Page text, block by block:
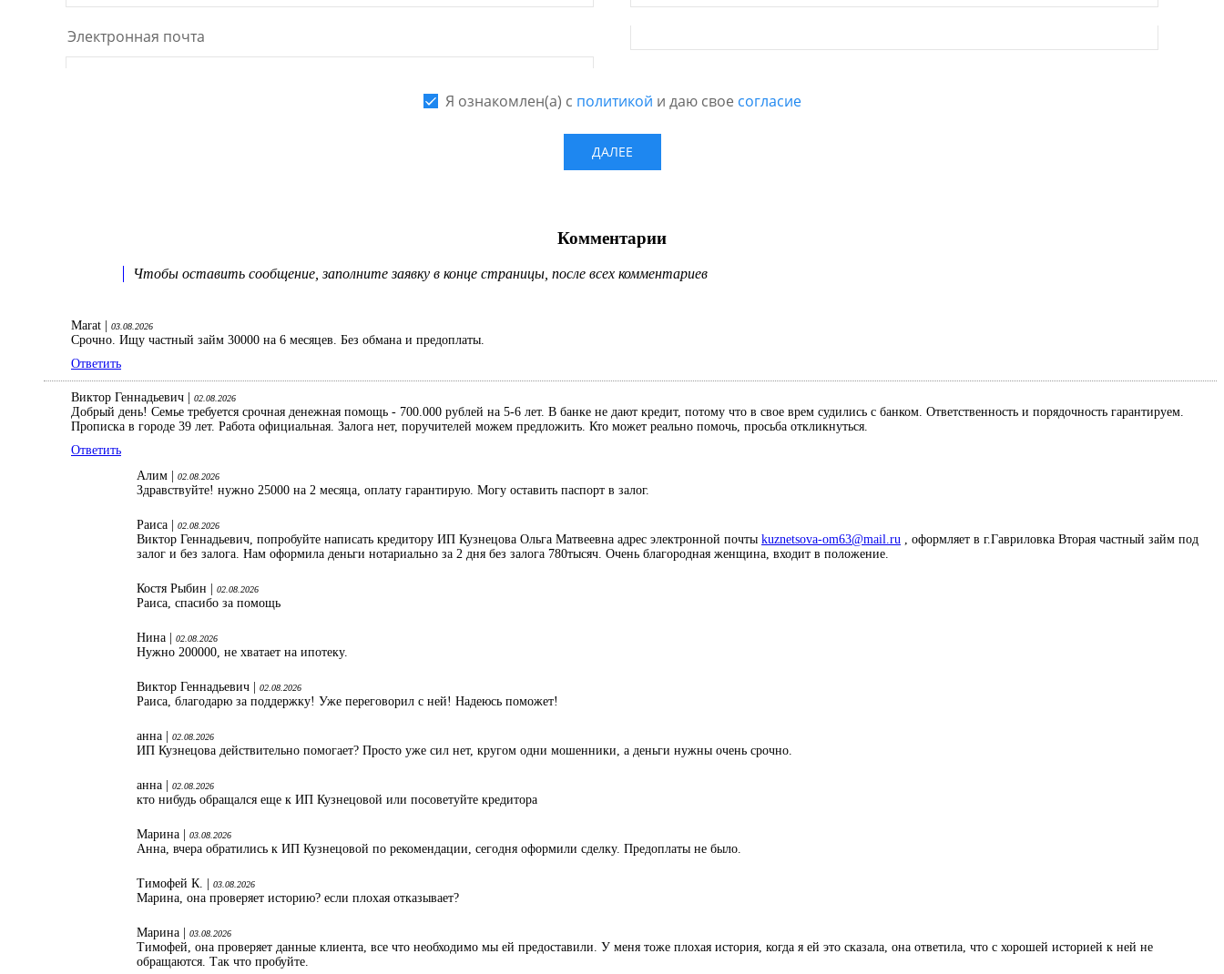
Комментарии
Чтобы оставить сообщение, заполните заявку в конце страницы, после всех комментариев
Marat | 03.08.2026
Срочно. Ищу частный займ 30000 на 6 месяцев. Без обмана и предоплаты.
Ответить
Виктор Геннадьевич | 02.08.2026
Добрый день! Семье требуется срочная денежная помощь - 700.000 рублей на 5-6 лет. В банке не дают кредит, потому что в свое врем судились с банком. Ответственность и порядочность гарантируем.
Прописка в городе 39 лет. Работа официальная. Залога нет, поручителей можем предложить. Кто может реально помочь, просьба откликнуться.
Ответить
Алим |
02.08.2026
Здравствуйте! нужно 25000 на 2 месяца, оплату гарантирую. Могу оставить паспорт в залог.
Раиса | 02.08.2026
Виктор Геннадьевич, попробуйте написать кредитору ИП Кузнецова Ольга Матвеевна адрес электронной почты kuznetsova-om63@mail.ru , оформляет в г.Гавриловка Вторая частный займ под
залог и без залога. Нам оформила деньги нотариально за 2 дня без залога 780тысяч. Очень благородная женщина, входит в положение.
Костя Рыбин | 02.08.2026
Раиса, спасибо за помощь
Нина | 02.08.2026
Нужно 200000, не хватает на ипотеку.
Виктор Геннадьевич | 02.08.2026
Раиса, благодарю за поддержку! Уже переговорил с ней! Надеюсь поможет!
анна | 02.08.2026
ИП Кузнецова действительно помогает? Просто уже сил нет, кругом одни мошенники, а деньги нужны очень срочно.
анна | 02.08.2026
кто нибудь обращался еще к ИП Кузнецовой или посоветуйте кредитора
Марина | 03.08.2026
Анна, вчера обратились к ИП Кузнецовой по рекомендации, сегодня оформили сделку. Предоплаты не было.
Тимофей К. | 03.08.2026
Марина, она проверяет историю? если плохая отказывает?
Марина | 03.08.2026
Тимофей, она проверяет данные клиента, все что необходимо мы ей предоставили. У меня тоже плохая история, когда я ей это сказала, она ответила, что с хорошей историей к ней не
обращаются. Так что пробуйте.